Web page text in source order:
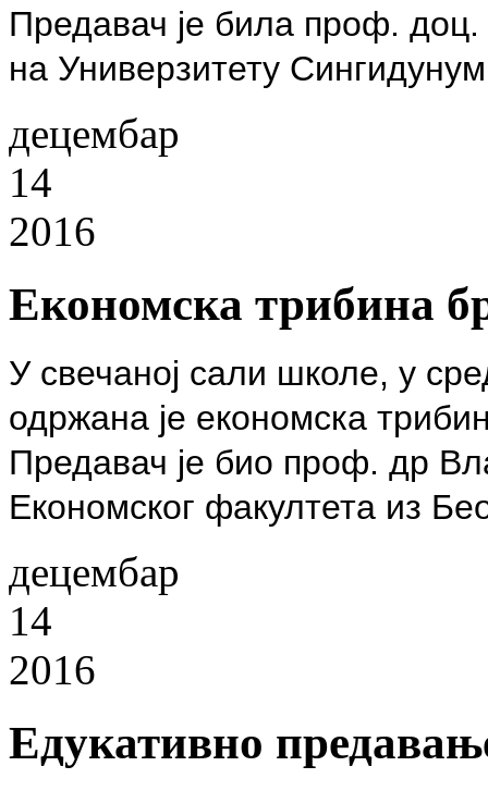
Предавач је била проф.
на Универзитету
децембар
14
2016
Економска трибина
У свечаној сали школе, у
одржана је економска
Предавач је био проф. др
Економског факултета из
децембар
14
2016
Едукативно